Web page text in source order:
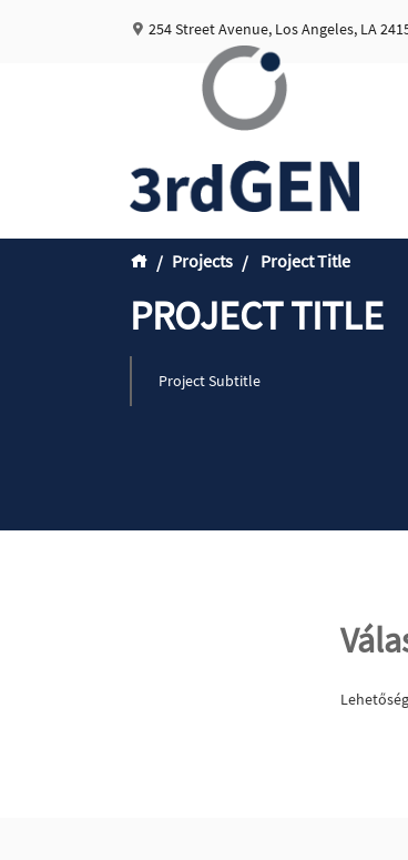
254 Street Avenue, Los Angeles, LA
Projects Project Title
PROJECT TITLE
Project Subtitle